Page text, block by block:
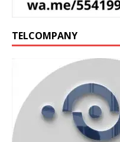
TELCOMPANY